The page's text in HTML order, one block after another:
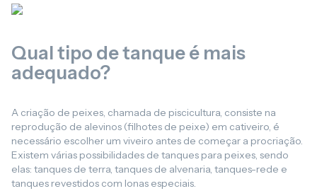
Qual tipo de tanque é mais
adequado?
A criação de peixes, chamada de piscicultura, consiste na
reprodução de alevinos (filhotes de peixe) em cativeiro, é
necessário escolher um viveiro antes de começar a procriação.
Existem várias possibilidades de tanques para peixes, sendo
elas: tanques de terra, tanques de alvenaria, tanques-rede e
tanques revestidos com lonas especiais.